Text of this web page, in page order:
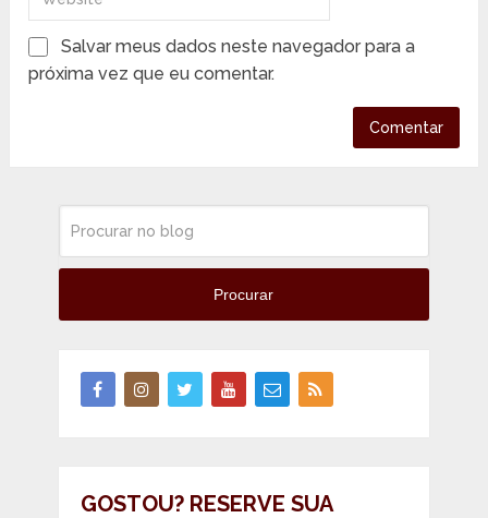
Salvar meus dados neste navegador para a
próxima vez que eu comentar.
Procurar
GOSTOU? RESERVE SUA